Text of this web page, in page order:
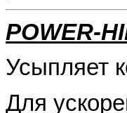
POWER-
Усыпляет
Для